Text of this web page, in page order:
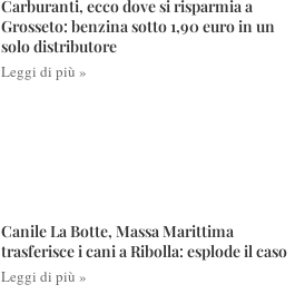
Carburanti, ecco dove si risparmia a
Grosseto: benzina sotto 1,90 euro in un
solo distributore
Leggi di più »
Canile La Botte, Massa Marittima
trasferisce i cani a Ribolla: esplode il caso
Leggi di più »